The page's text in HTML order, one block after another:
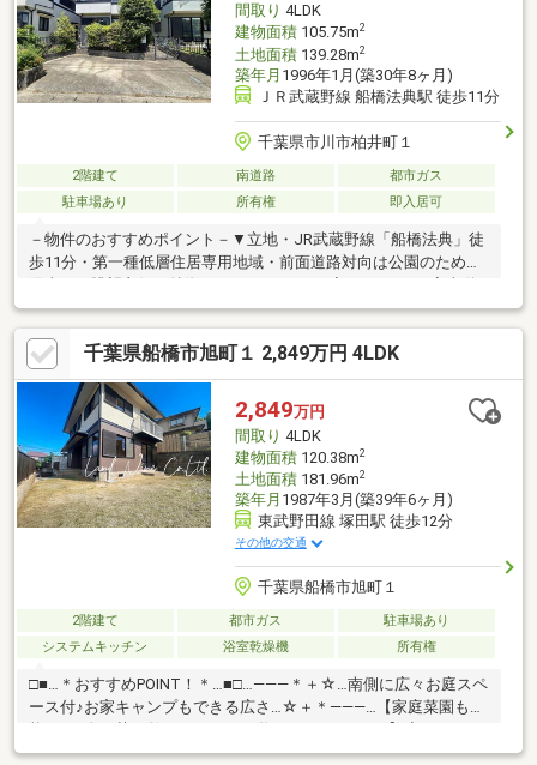
間取り 4LDK
建物面積105.75m2
土地面積139.28m2
築年月 1996年1月(築30年8ヶ月)
ＪＲ武蔵野線 船橋法典駅 徒歩11分
千葉県市川市柏井町１
2階建て 南道路
都市ガス
駐車場あり
所有権 即入居可
－物件のおすすめポイント－▼立地・JR武蔵野線「船橋法典」徒
歩11分・第一種低層住居専用地域・前面道路対向は公園のため、
線良好・各洋室・和室に収納を設置・各階にトイレ・洗面台有・
窓付で換気しやすく明るい浴室・洗面室・カースペース1台分有
(車種制限有)▼周辺環境・前田南公園 徒歩1分(約20m)・楽天地天
然温泉法典の湯 徒歩6分(約460m)・東武ストア船橋法典店 徒歩10
分(約770m)■ ご希望の住まい探しをお手伝いします
━━━━━・・・物件の詳細・ご相談はお気軽にお問い合わせく
ださい。
千葉県船橋市旭町１ 2,849万円 4LDK
2,849万円
間取り 4LDK
建物面積120.38m2
土地面積181.96m2
築年月 1987年3月(築39年6ヶ月)
東武野田線 塚田駅 徒歩12分
その他の交通
千葉県船橋市旭町１
2階建て 都市ガス
駐車場あり
システムキッチン
浴室乾燥機 所有権
□■…＊おすすめPOINT！＊…■□…―――＊＋☆…南側に広々お庭スペ
ース付♪お家キャンプもできる広さ…☆＋＊―――…【家庭菜園も可
広さをいかして、ドッグランとしても使えます！◆外水栓付で、